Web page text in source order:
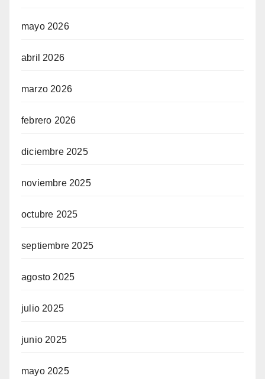
mayo 2026
abril 2026
marzo 2026
febrero 2026
diciembre 2025
noviembre 2025
octubre 2025
septiembre 2025
agosto 2025
julio 2025
junio 2025
mayo 2025